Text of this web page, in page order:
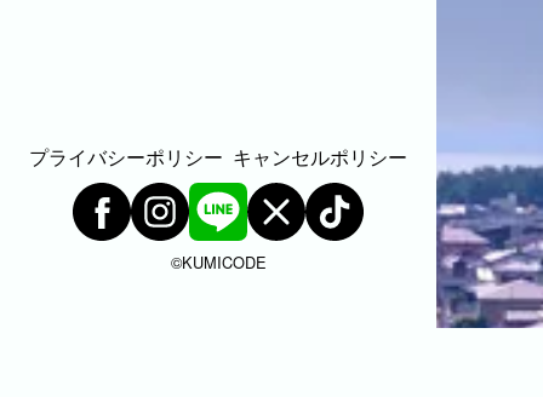
プライバシーポリシー キャンセルポリシー
©︎KUMICODE